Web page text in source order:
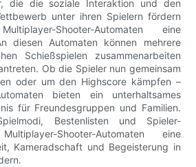
die die soziale Interaktion und den
unter ihren Spielern fördern
Shooter-Automaten eine
diesen Automaten können mehrere
Schießspielen zusammenarbeiten
Ob die Spieler nun gemeinsam
oder um den Highscore kämpfen –
bieten ein unterhaltsames
für Freundesgruppen und Familien.
Bestenlisten und Spieler-
Shooter-Automaten eine
Kameradschaft und Begeisterung in